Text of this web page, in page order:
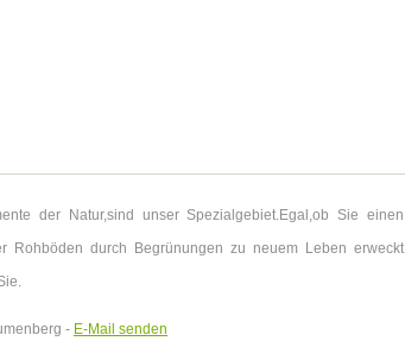
der Natur,sind unser Spezialgebiet.Egal,ob Sie einen
Rohböden durch Begrünungen zu neuem Leben erweckt
- E-Mail senden